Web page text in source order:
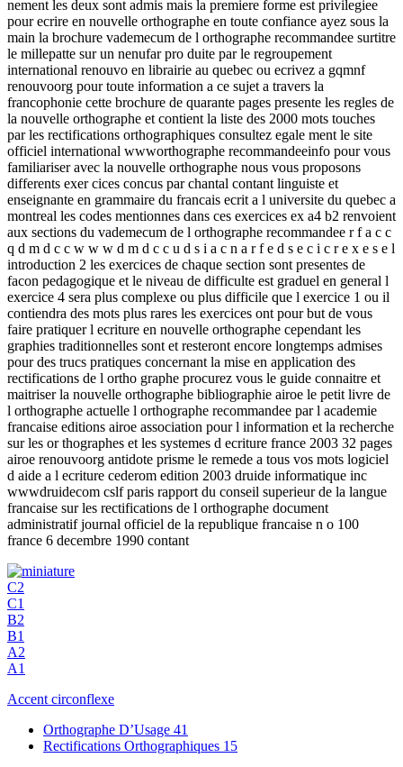
nement les deux sont admis mais la premiere forme est privilegiee
pour ecrire en nouvelle orthographe en toute confiance ayez sous la
main la brochure vademecum de l orthographe recommandee surtitre
le millepatte sur un nenufar pro duite par le regroupement
international renouvo en librairie au quebec ou ecrivez a gqmnf
renouvoorg pour toute information a ce sujet a travers la
francophonie cette brochure de quarante pages presente les regles de
la nouvelle orthographe et contient la liste des 2000 mots touches
par les rectifications orthographiques consultez egale ment le site
officiel international wwworthographe recommandeeinfo pour vous
familiariser avec la nouvelle orthographe nous vous proposons
differents exer cices concus par chantal contant linguiste et
enseignante en grammaire du francais ecrit a l universite du quebec a
montreal les codes mentionnes dans ces exercices ex a4 b2 renvoient
aux sections du vademecum de l orthographe recommandee r f a c c
q d m d c c w w w d m d c c u d s i a c n a r f e d s e c i c r e x e s e l
introduction 2 les exercices de chaque section sont presentes de
facon pedagogique et le niveau de difficulte est graduel en general l
exercice 4 sera plus complexe ou plus difficile que l exercice 1 ou il
contiendra des mots plus rares les exercices ont pour but de vous
faire pratiquer l ecriture en nouvelle orthographe cependant les
graphies traditionnelles sont et resteront encore longtemps admises
pour des trucs pratiques concernant la mise en application des
rectifications de l ortho graphe procurez vous le guide connaitre et
maitriser la nouvelle orthographe bibliographie airoe le petit livre de
l orthographe actuelle l orthographe recommandee par l academie
francaise editions airoe association pour l information et la recherche
sur les or thographes et les systemes d ecriture france 2003 32 pages
airoe renouvoorg antidote prisme le remede a tous vos mots logiciel
d aide a l ecriture cederom edition 2003 druide informatique inc
wwwdruidecom cslf paris rapport du conseil superieur de la langue
francaise sur les rectifications de l orthographe document
administratif journal officiel de la republique francaise n o 100
france 6 decembre 1990 contant
C2
C1
B2
B1
A2
A1
Accent circonflexe
Orthographe D’Usage 41
Rectifications Orthographiques 15